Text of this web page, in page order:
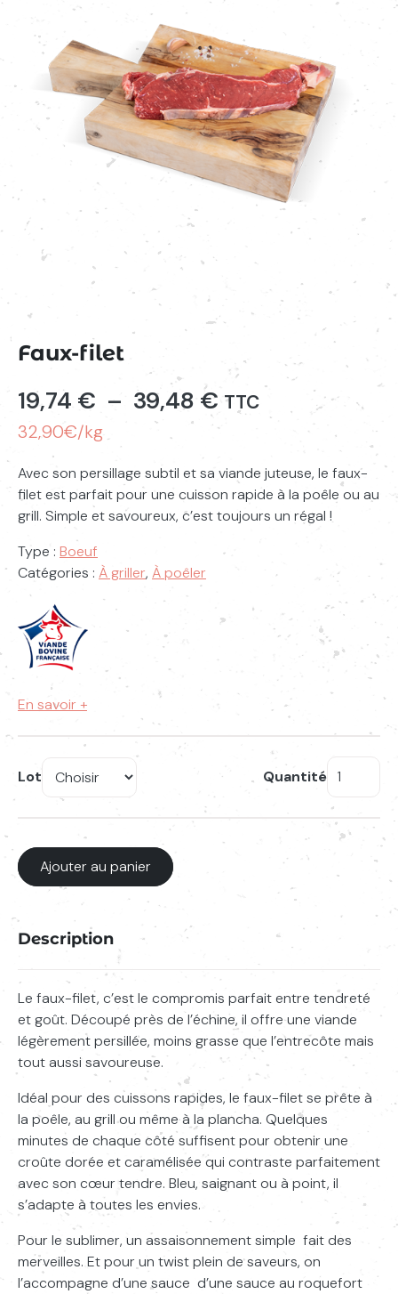
Saisissez votre recherche
Faux-filet
19,74 € – 39,48 € Plage
de
prix :
19,74 €
39,48 €
TTC
32,90€/kg
Avec son persillage subtil et sa viande juteuse, le faux-
filet est parfait pour une cuisson rapide à la poêle ou au
grill. Simple et savoureux, c’est toujours un régal !
Type : Boeuf
Catégories : À griller, À poêler
En savoir +
Lot
quantité
Quantité
Ajouter au panier
Description
Le faux-filet, c’est le compromis parfait entre tendreté
et goût. Découpé près de l’échine, il offre une viande
légèrement persillée, moins grasse que l’entrecôte mais
tout aussi savoureuse.
Idéal pour des cuissons rapides, le faux-filet se prête à
la poêle, au grill ou même à la plancha. Quelques
minutes de chaque côté suffisent pour obtenir une
croûte dorée et caramélisée qui contraste parfaitement
avec son cœur tendre. Bleu, saignant ou à point, il
s’adapte à toutes les envies.
Pour le sublimer, un assaisonnement simple fait des
merveilles. Et pour un twistplein de saveurs, on
l’accompagne d’une sauce d’une sauce au roquefort